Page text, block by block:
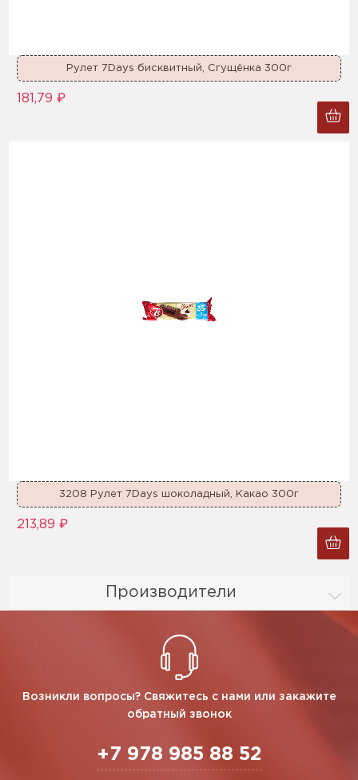
Производители
Рулет 7Days бисквитный, Сгущёнка 300г
181,79 ₽
3208 Рулет 7Days шоколадный, Какао 300г
213,89 ₽
Возникли вопросы? Свяжитесь с нами или закажите
обратный звонок
+7 978 985 88 52